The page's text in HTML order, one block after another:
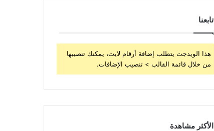
تابعنا
هذا الويدجت يتطلب إضافة أرقام لايت، يمكنك تنصيبها
من خلال قائمة القالب > تنصيب الإضافات.
الأكثر مشاهدة